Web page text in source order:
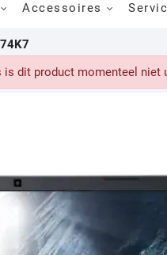
Accessoires
is dit product momenteel niet